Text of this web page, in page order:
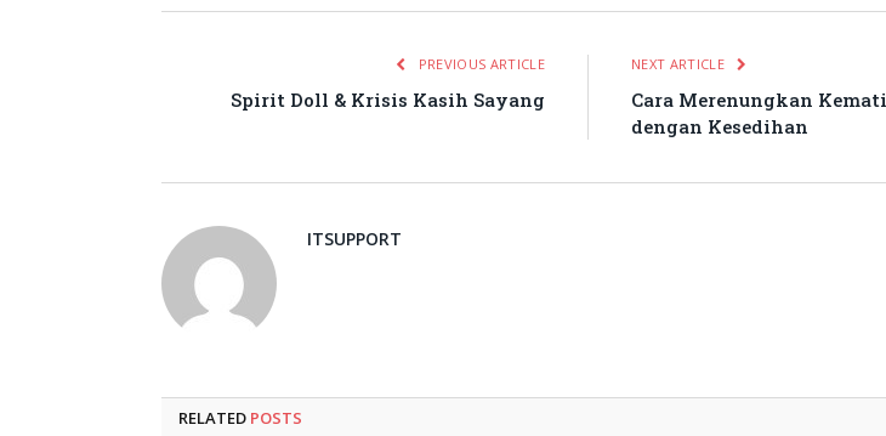
PREVIOUS ARTICLE
Spirit Doll & Krisis Kasih Sayang
NEXT ARTICLE
Cara Merenungkan
dengan Kesedihan
ITSUPPORT
RELATED POSTS